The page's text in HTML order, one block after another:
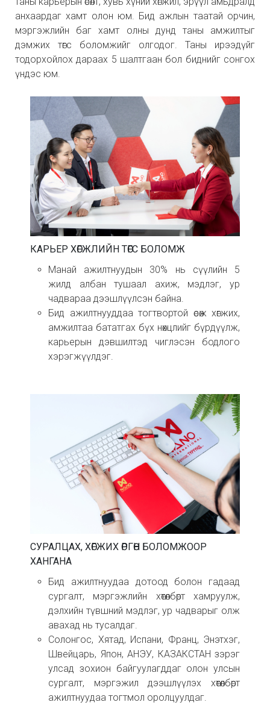
анхаардаг хамт олон юм. Бид ажлын таатай орчин,
мэргэжлийн баг хамт олны дунд таны амжилтыг
дэмжих төгс боломжийг олгодог. Таны ирээдүйг
тодорхойлох дараах 5 шалтгаан бол биднийг сонгох
үндэс юм.
КАРЬЕР ХӨГЖЛИЙН ТӨГС БОЛОМЖ
Манай ажилтнуудын 30% нь сүүлийн 5
жилд албан тушаал ахиж, мэдлэг, ур
чадвараа дээшлүүлсэн байна.
Бид ажилтнууддаа тогтвортой өсөж хөгжих,
амжилтаа бататгах бүх нөхцлийг бүрдүүлж,
карьерын дэвшилтэд чиглэсэн бодлого
хэрэгжүүлдэг.
СУРАЛЦАХ, ХӨГЖИХ ӨРГӨН БОЛОМЖООР
ХАНГАНА
Бид ажилтнуудаа дотоод болон гадаад
сургалт, мэргэжлийн хөтөлбөрт хамруулж,
дэлхийн түвшний мэдлэг, ур чадварыг олж
авахад нь тусалдаг.
Солонгос, Хятад, Испани, Франц, Энэтхэг,
Швейцарь, Япон, АНЭУ, КАЗАКСТАН зэрэг
улсад зохион байгуулагддаг олон улсын
сургалт, мэргэжил дээшлүүлэх хөтөлбөрт
ажилтнуудаа тогтмол оролцуулдаг.